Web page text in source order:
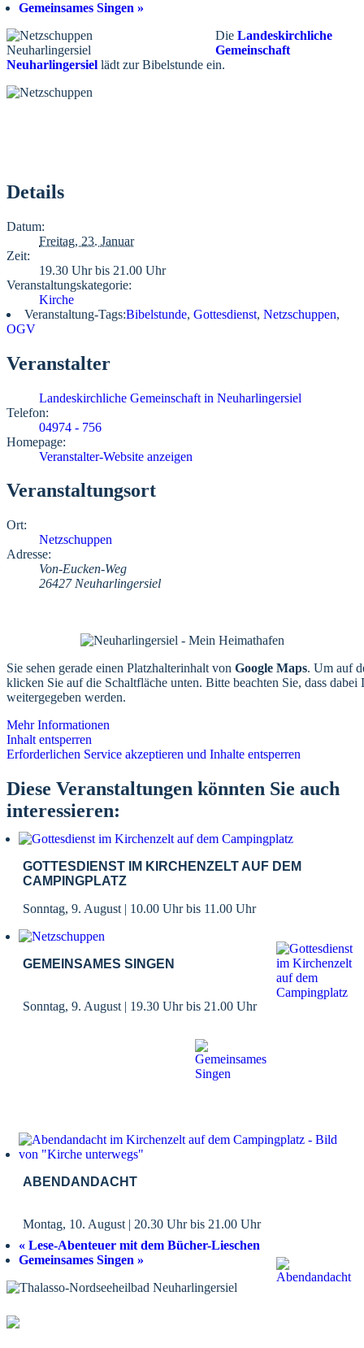
Gemeinsames Singen »
DieLandeskirchliche
Gemeinschaft
Neuharlingersiel lädt zur Bibelstunde ein.
Details
Datum:
Freitag, 23. Januar
Zeit:
19.30 Uhr bis 21.00 Uhr
Veranstaltungskategorie:
Kirche
Veranstaltung-Tags:Bibelstunde, Gottesdienst, Netzschuppen,
OGV
Veranstalter
Landeskirchliche Gemeinschaft in Neuharlingersiel
Telefon:
04974 - 756
Homepage:
Veranstalter-Website anzeigen
Veranstaltungsort
Ort:
Netzschuppen
Adresse:
Von-Eucken-Weg
26427 Neuharlingersiel
Sie sehen gerade einen Platzhalterinhalt von Google Maps. Um auf
klicken Sie auf die Schaltfläche unten. Bitte beachten Sie, dass dabei
weitergegeben werden.
Mehr Informationen
Inhalt entsperren
Erforderlichen Service akzeptieren und Inhalte entsperren
Diese Veranstaltungen könnten Sie auch
interessieren:
GOTTESDIENST IM KIRCHENZELT AUF DEM
CAMPINGPLATZ
Sonntag, 9. August | 10.00 Uhrbis 11.00 Uhr
GEMEINSAMES SINGEN
Sonntag, 9. August | 19.30 Uhrbis 21.00 Uhr
ABENDANDACHT
Montag, 10. August | 20.30 Uhrbis 21.00 Uhr
« Lese-Abenteuer mit dem Bücher-Lieschen
Gemeinsames Singen »